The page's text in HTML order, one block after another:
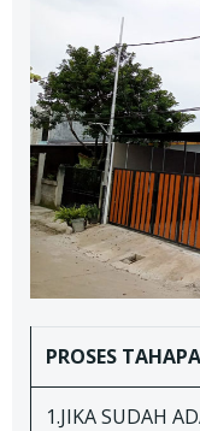
PROSES
1.JIKA SUDAH